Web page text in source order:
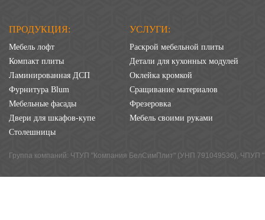
ПРОДУКЦИЯ:
Мебель лофт
Компакт плиты
Ламинированная ДСП
Фурнитура Blum
Мебельные фасады
Двери для шкафов-купе
Столешницы
УСЛУГИ:
Раскрой мебельной плиты
Детали для кухонных модулей
Оклейка кромкой
Сращивание материалов
Фрезеровка
Мебель своими руками
Группа компаний: ЧТУП "Компания БелСимПлит" (УНП 791049536),